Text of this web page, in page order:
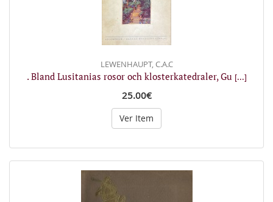
LEWENHAUPT, C.A.C
. Bland Lusitanias rosor och klosterkatedraler, Gu [...]
25.00€
Ver Item